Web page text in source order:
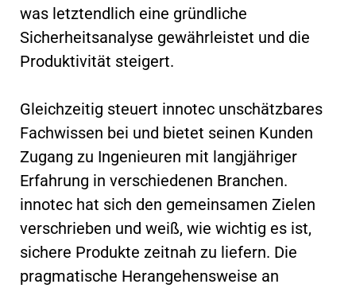
was letztendlich eine gründliche
Sicherheitsanalyse gewährleistet und die
Produktivität steigert.
Gleichzeitig steuert innotec unschätzbares
Fachwissen bei und bietet seinen Kunden
Zugang zu Ingenieuren mit langjähriger
Erfahrung in verschiedenen Branchen.
innotec hat sich den gemeinsamen Zielen
verschrieben und weiß, wie wichtig es ist,
sichere Produkte zeitnah zu liefern. Die
pragmatische Herangehensweise an